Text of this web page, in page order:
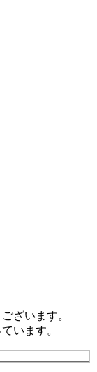
ざいます。
います。